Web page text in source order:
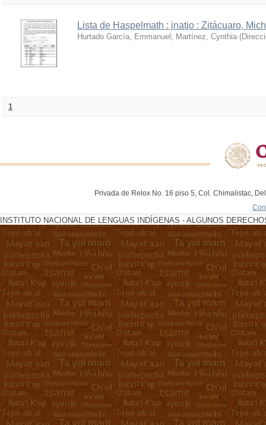
Lista de Haspelmath : jnatjo : Zitácuaro,
Hurtado García, Emmanuel ; Martínez, Cynthia (
1
Privada de Relox No. 16 piso 5, Col. Chimalistac,
INSTITUTO NACIONAL DE LENGUAS INDÍGENAS - ALGUNOS